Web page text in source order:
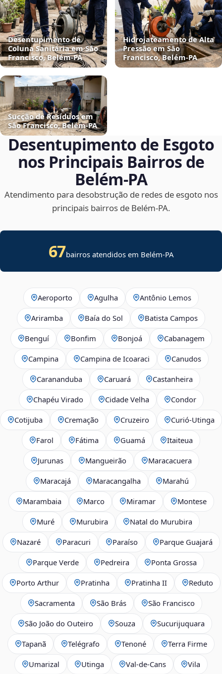
Desentupimento de
Coluna Sanitária em São
Francisco, Belém‑PA
Hidrojateamento de Alta
Pressão em São
Francisco, Belém‑PA
Sucção de Resíduos em
São Francisco, Belém‑PA
Desentupimento de Esgoto
nos Principais Bairros de
Belém‑PA
Atendimento para desobstrução de redes de esgoto nos
principais bairros de Belém‑PA.
67bairros atendidos em Belém-PA
Aeroporto Agulha Antônio Lemos
Ariramba Baía do Sol Batista Campos
Benguí Bonfim Bonjoá Cabanagem
Campina Campina de Icoaraci Canudos
Carananduba Caruará Castanheira
Chapéu Virado Cidade Velha Condor
Cotijuba Cremação Cruzeiro Curió-Utinga
Farol Fátima Guamá Itaiteua
Jurunas Mangueirão Maracacuera
Maracajá Maracangalha Marahú
Marambaia Marco Miramar Montese
Muré Murubira Natal do Murubira
Nazaré Paracuri Paraíso Parque Guajará
Parque Verde Pedreira Ponta Grossa
Porto Arthur Pratinha Pratinha II Reduto
Sacramenta São Brás São Francisco
São João do Outeiro Souza Sucurijuquara
Tapanã Telégrafo Tenoné Terra Firme
Umarizal Utinga Val-de-Cans Vila